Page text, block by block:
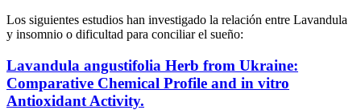
Los siguientes estudios han investigado la relación entre Lavandula
y insomnio o dificultad para conciliar el sueño:
Lavandula angustifolia Herb from Ukraine:
Comparative Chemical Profile and in vitro
Antioxidant Activity.